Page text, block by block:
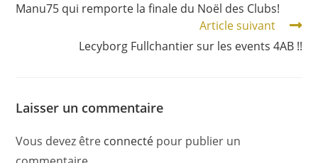
Manu75 qui remporte la finale du Noël des Clubs!
Article suivant
Lecyborg Fullchantier sur les events 4AB !!
Laisser un commentaire
Vous devez être connecté pour publier un